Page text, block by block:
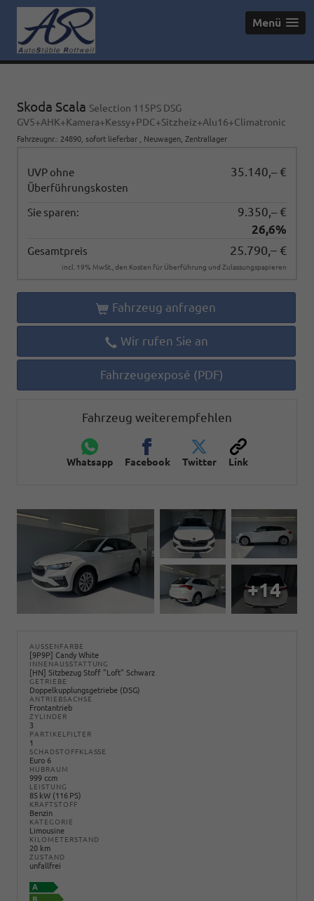
Menü
Skoda Scala Selection 115PS DSG
GV5+AHK+Kamera+Kessy+PDC+Sitzheiz+Alu16+Climatronic
Fahrzeugnr. : 24890 sofort lieferbar Neuwagen , Zentrallager
UVP ohne
Überführungskosten
35.140,– €
Sie sparen:
9.350,– €
26,6%
Gesamtpreis 25.790,– €
incl. 19% MwSt., den Kosten für Überführung und Zulassungspapieren
Fahrzeug anfragen
Wir rufen Sie an
Fahrzeugexposé (PDF)
Fahrzeug weiterempfehlen
Whatsapp Facebook Twitter Link
+14
AUSSENFARBE
[9P9P] Candy White
INNENAUSSTATTUNG
[HN] Sitzbezug Stoff "Loft" Schwarz
GETRIEBE
Doppelkupplungsgetriebe (DSG)
ANTRIEBSACHSE
Frontantrieb
ZYLINDER
3
PARTIKELFILTER
1
SCHADSTOFFKLASSE
Euro 6
HUBRAUM
999 ccm
LEISTUNG
85 kW (116 PS)
KRAFTSTOFF
Benzin
KATEGORIE
Limousine
KILOMETERSTAND
20 km
ZUSTAND
unfallfrei